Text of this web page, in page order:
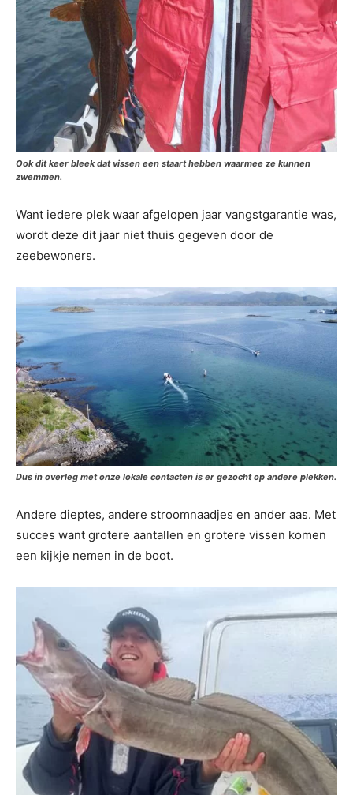
Ook dit keer bleek dat vissen een staart hebben waarmee ze kunnen
zwemmen.
Want iedere plek waar afgelopen jaar vangstgarantie was,
wordt deze dit jaar niet thuis gegeven door de
zeebewoners.
Dus in overleg met onze lokale contacten is er gezocht op andere plekken.
Andere dieptes, andere stroomnaadjes en ander aas. Met
succes want grotere aantallen en grotere vissen komen
een kijkje nemen in de boot.